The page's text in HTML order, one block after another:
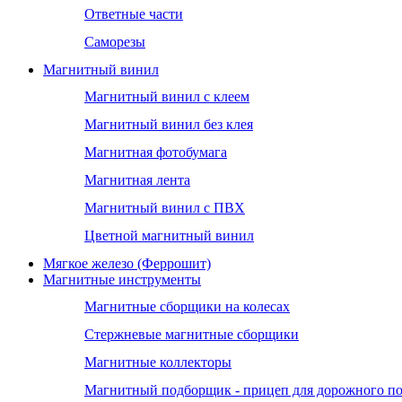
Ответные части
Саморезы
Магнитный винил
Магнитный винил с клеем
Магнитный винил без клея
Магнитная фотобумага
Магнитная лента
Магнитный винил с ПВХ
Цветной магнитный винил
Мягкое железо (Феррошит)
Магнитные инструменты
Магнитные сборщики на колесах
Стержневые магнитные сборщики
Магнитные коллекторы
Магнитный подборщик - прицеп для дорожного